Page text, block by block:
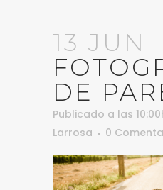
13 JUN
DE
Publicado a las
Larrosa
0